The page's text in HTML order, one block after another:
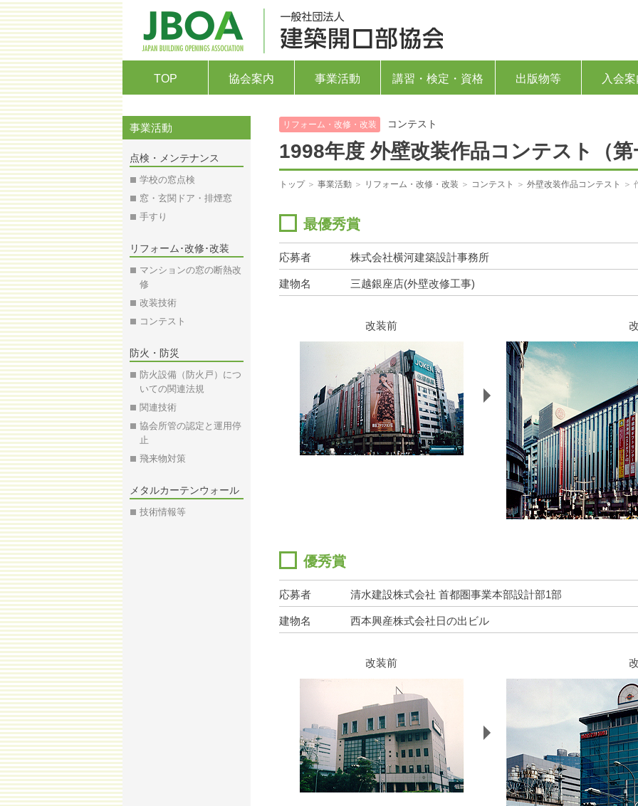
TOP 協会案内 事業活動 講習・検定・資格 出版物等 入会
事業活動
点検・メンテナンス
学校の窓点検
窓・玄関ドア・排煙窓
手すり
リフォーム･改修･改装
マンションの窓の断熱改
修
改装技術
コンテスト
防火・防災
防火設備（防火戸）につ
いての関連法規
関連技術
協会所管の認定と運用停
止
飛来物対策
メタルカーテンウォール
技術情報等
リフォーム・改修・改装 コンテスト
1998年度 外壁改装作品コンテスト（第
トップ＞ 事業活動 ＞ リフォーム・改修・改装 ＞ コンテスト ＞ 外壁改装作品コンテスト ＞
最優秀賞
応募者 株式会社横河建築設計事務所
建物名 三越銀座店(外壁改修工事)
改装前
優秀賞
応募者 清水建設株式会社 首都圏事業本部設計部1部
建物名 西本興産株式会社日の出ビル
改装前